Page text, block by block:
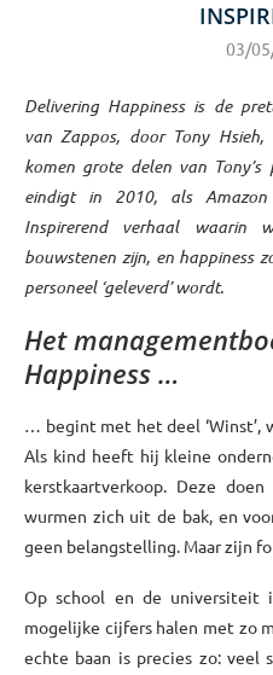
03/
Delivering Happiness is de
van Zappos, door Tony Hsieh,
komen grote delen van
eindigt in 2010, als
Inspirerend verhaal waarin
bouwstenen zijn, en happiness
personeel ‘geleverd’ wordt.
Het
Happiness …
… begint met het deel ‘Winst’,
Als kind heeft hij kleine
kerstkaartverkoop. Deze
wurmen zich uit de bak, en
geen belangstelling. Maar zijn
Op school en de universiteit
mogelijke cijfers halen met zo
echte baan is precies zo: veel